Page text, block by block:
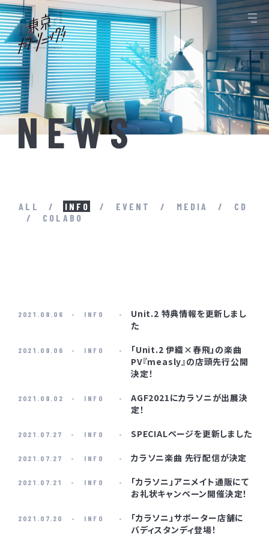
NEWS
ALL INFO EVENT MEDIA
CD
COLABO
2021.08.06 INFO
Unit.2 特典情報を更新しまし
た
2021.08.06 INFO
「Unit.2 伊織×春飛」の楽曲
PV『measly』の店頭先行公開
決定！
2021.08.02 INFO
AGF2021にカラソニが出展決
定！
2021.07.27 INFO SPECIALページを更新しました
2021.07.27 INFO カラソニ楽曲 先行配信が決定
2021.07.21 INFO
「カラソニ」アニメイト通販にて
お礼状キャンペーン開催決定！
2021.07.20 INFO
「カラソニ」サポーター店舗に
バディスタンディ登場！